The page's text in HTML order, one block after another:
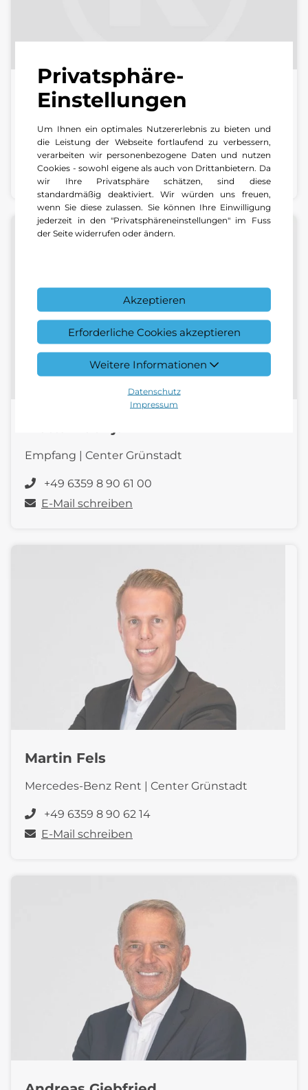
Privatsphäre-
Einstellungen
Um Ihnen ein optimales Nutzererlebnis zu bieten und
die Leistung der Webseite fortlaufend zu verbessern,
verarbeiten wir personenbezogene Daten und nutzen
Cookies - sowohl eigene als auch von Drittanbietern. Da
wir Ihre Privatsphäre schätzen, sind diese
standardmäßig deaktiviert. Wir würden uns freuen,
wenn Sie diese zulassen. Sie können Ihre Einwilligung
jederzeit in den "Privatsphäreneinstellungen" im Fuss
der Seite widerrufen oder ändern.
Akzeptieren
Erforderliche Cookies akzeptieren
Weitere Informationen
Datenschutz
Impressum
Kunden-Kontakt Center Grünstadt
Zentrale | Center Grünstadt
+49 6359 8 90 60
E-Mail schreiben
Empfang | Center Grünstadt
+49 6359 8 90 61 00
E-Mail schreiben
Martin Fels
Mercedes-Benz Rent | Center Grünstadt
+49 6359 8 90 62 14
E-Mail schreiben